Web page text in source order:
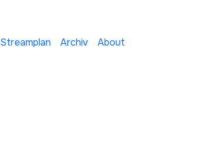
Streamplan Archiv About